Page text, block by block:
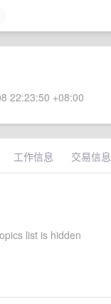
22:23:50 +08:00
工作信息 交易信息
list is hidden